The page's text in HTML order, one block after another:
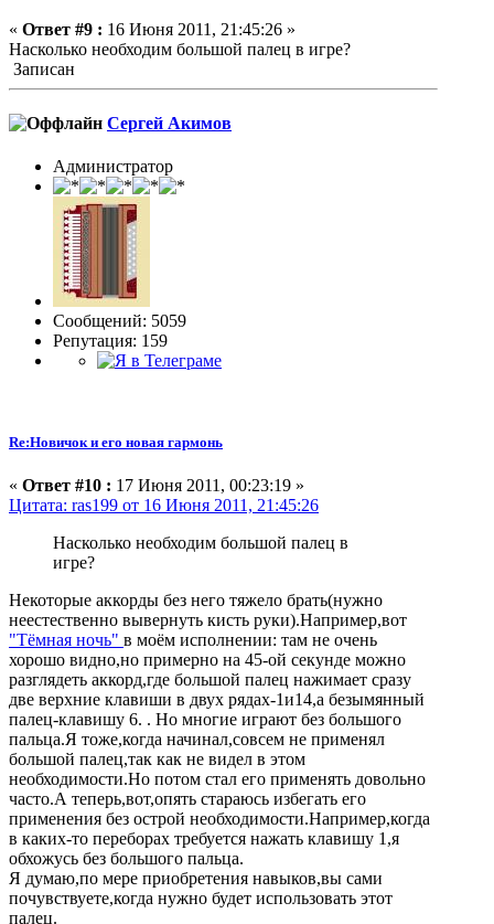
« Ответ #9 : 16 Июня 2011, 21:45:26 »
Насколько необходим большой палец в игре?
Записан
Сергей Акимов
Администратор
Сообщений: 5059
Репутация: 159
Re:Новичок и его новая гармонь
« Ответ #10 : 17 Июня 2011, 00:23:19 »
Цитата: ras199 от 16 Июня 2011, 21:45:26
Насколько необходим большой палец в
игре?
Некоторые аккорды без него тяжело брать(нужно
неестественно вывернуть кисть руки).Например,вот
"Тёмная ночь" в моём исполнении: там не очень
хорошо видно,но примерно на 45-ой секунде можно
разглядеть аккорд,где большой палец нажимает сразу
две верхние клавиши в двух рядах-1и14,а безымянный
палец-клавишу 6. . Но многие играют без большого
пальца.Я тоже,когда начинал,совсем не применял
большой палец,так как не видел в этом
необходимости.Но потом стал его применять довольно
часто.А теперь,вот,опять стараюсь избегать его
применения без острой необходимости.Например,когда
в каких-то переборах требуется нажать клавишу 1,я
обхожусь без большого пальца.
Я думаю,по мере приобретения навыков,вы сами
почувствуете,когда нужно будет использовать этот
палец.